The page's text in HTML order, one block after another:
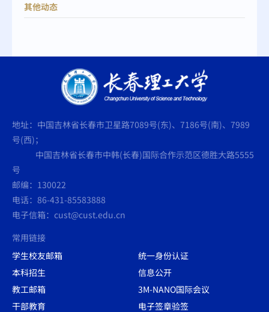
其他动态
地址：中国吉林省长春市卫星路7089号(东)、7186号(南)、7989
号(西)；
中国吉林省长春市中韩(长春)国际合作示范区德胜大路5555
号
邮编：130022
电话：86-431-85583888
电子信箱：cust@cust.edu.cn
常用链接
学生校友邮箱
统一身份认证
本科招生
信息公开
教工邮箱
3M-NANO国际会议
干部教育
电子签章验签